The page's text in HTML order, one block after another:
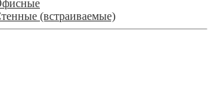
(встраиваемые)